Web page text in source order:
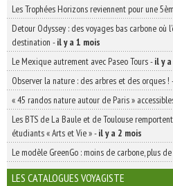
Les Trophées Horizons reviennent pour une
Detour Odyssey : des voyages bas carbone où
destination -il y a 1 mois
Le Mexique autrement avec Paseo Tours-il y
Observer la nature : des arbres et des orques !
« 45 randos nature autour de Paris »
Les BTS de La Baule et de Toulouse
étudiants « Arts et Vie »-il y a 2 mois
Le modèle GreenGo : moins de carbone, plus
LES CATALOGUES VOYAGISTE